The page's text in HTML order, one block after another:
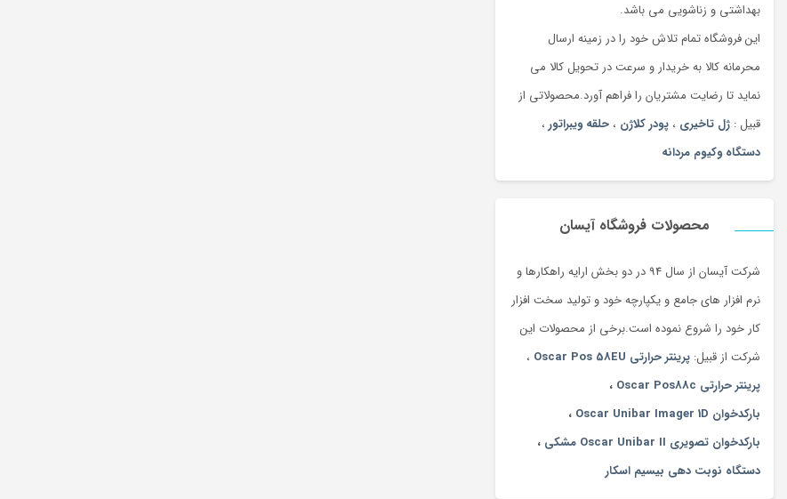
بهداشتی و زناشویی می باشد.
این فروشگاه تمام تلاش خود را در زمینه ارسال
محرمانه کالا به خریدار و سرعت در تحویل کالا می
نماید تا رضایت مشتریان را فراهم آورد.محصولاتی از
قبیل : ژل تاخیری ، پودر کلاژن ، حلقه ویبراتور ،
دستگاه وکیوم مردانه
محصولات فروشگاه آیسان
شرکت آیسان از سال 94 در دو بخش ارایه راهکارها و
نرم افزار های جامع و یکپارچه خود و تولید سخت افزار
کار خود را شروع نموده است.برخی از محصولات این
شرکت از قبیل: پرینتر حرارتی Oscar Pos 58EU
،
پرینتر حرارتی Oscar Pos88c
،
بارکدخوان Oscar Unibar Imager 1D
،
بارکدخوان تصویری Oscar Unibar II مشکی
،
دستگاه نوبت دهی بیسیم اسکار